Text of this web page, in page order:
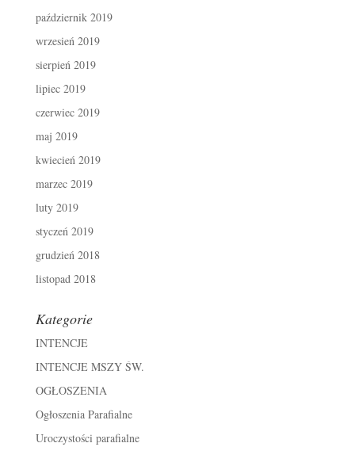
październik 2019
wrzesień 2019
sierpień 2019
lipiec 2019
czerwiec 2019
maj 2019
kwiecień 2019
marzec 2019
luty 2019
styczeń 2019
grudzień 2018
listopad 2018
Kategorie
INTENCJE
INTENCJE MSZY ŚW.
OGŁOSZENIA
Ogłoszenia Parafialne
Uroczystości parafialne